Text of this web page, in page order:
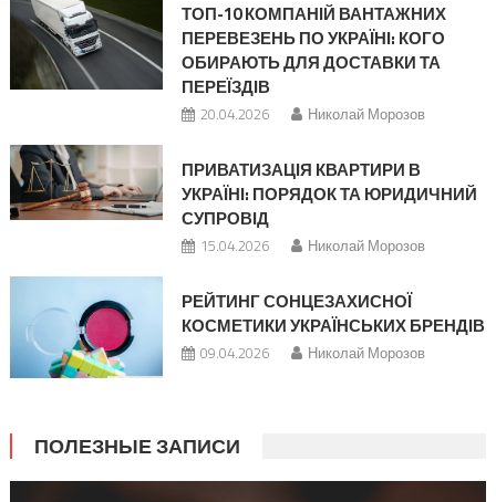
ТОП-10 КОМПАНІЙ ВАНТАЖНИХ
ПЕРЕВЕЗЕНЬ ПО УКРАЇНІ: КОГО
ОБИРАЮТЬ ДЛЯ ДОСТАВКИ ТА
ПЕРЕЇЗДІВ
20.04.2026 Николай Морозов
ПРИВАТИЗАЦІЯ КВАРТИРИ В
УКРАЇНІ: ПОРЯДОК ТА ЮРИДИЧНИЙ
СУПРОВІД
15.04.2026 Николай Морозов
РЕЙТИНГ СОНЦЕЗАХИСНОЇ
КОСМЕТИКИ УКРАЇНСЬКИХ БРЕНДІВ
09.04.2026 Николай Морозов
ПОЛЕЗНЫЕ ЗАПИСИ